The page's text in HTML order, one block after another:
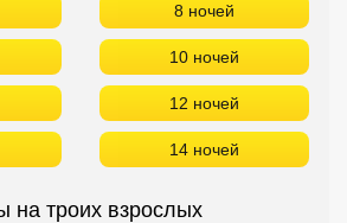
8 ночей
10 ночей
12 ночей
14 ночей
на троих взрослых